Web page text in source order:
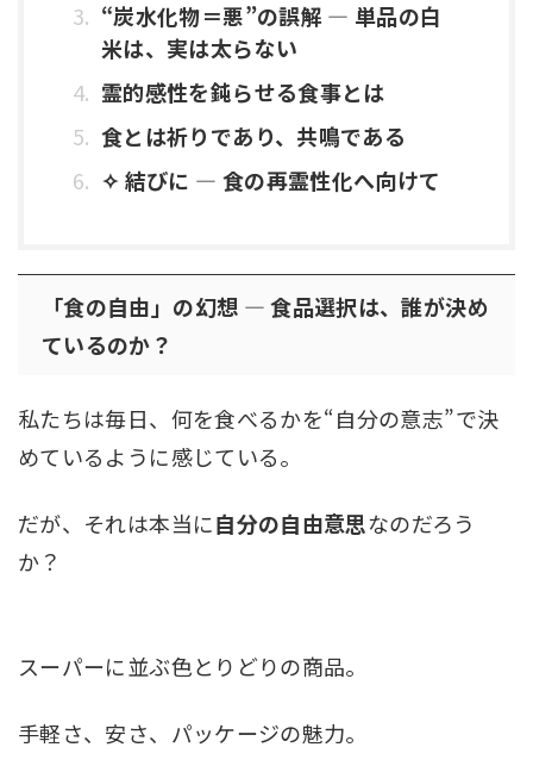
“炭水化物＝悪”の誤解 ― 単品の白
米は、実は太らない
霊的感性を鈍らせる食事とは
食とは祈りであり、共鳴である
✧ 結びに ― 食の再霊性化へ向けて
「食の自由」の幻想 ― 食品選択は、誰が決め
ているのか？
私たちは毎日、何を食べるかを“自分の意志”で決
めているように感じている。
だが、それは本当に自分の自由意思なのだろう
か？
スーパーに並ぶ色とりどりの商品。
手軽さ、安さ、パッケージの魅力。